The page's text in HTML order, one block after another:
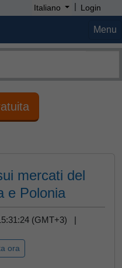
Italiano | Login
Menu
mercati del
e Polonia
(GMT+3) |
ora